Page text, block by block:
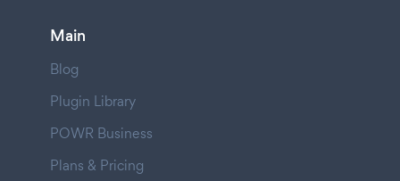
Main
Blog
Plugin Library
POWR Business
Plans & Pricing